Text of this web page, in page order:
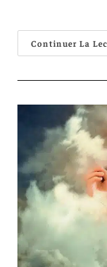
Continuer La